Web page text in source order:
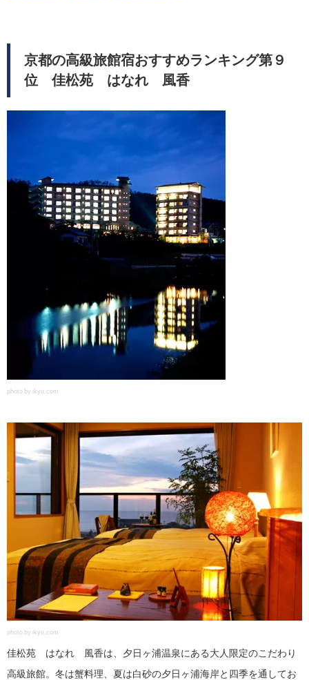
京都の高級旅館宿おすすめランキング第９
位 佳松苑 はなれ 風香
photo by ikyu.com
photo by ikyu.com
佳松苑 はなれ 風香は、夕日ヶ浦温泉にある大人限定のこだわり
高級旅館。冬は蟹料理、夏は白砂の夕日ヶ浦海岸と四季を通してお